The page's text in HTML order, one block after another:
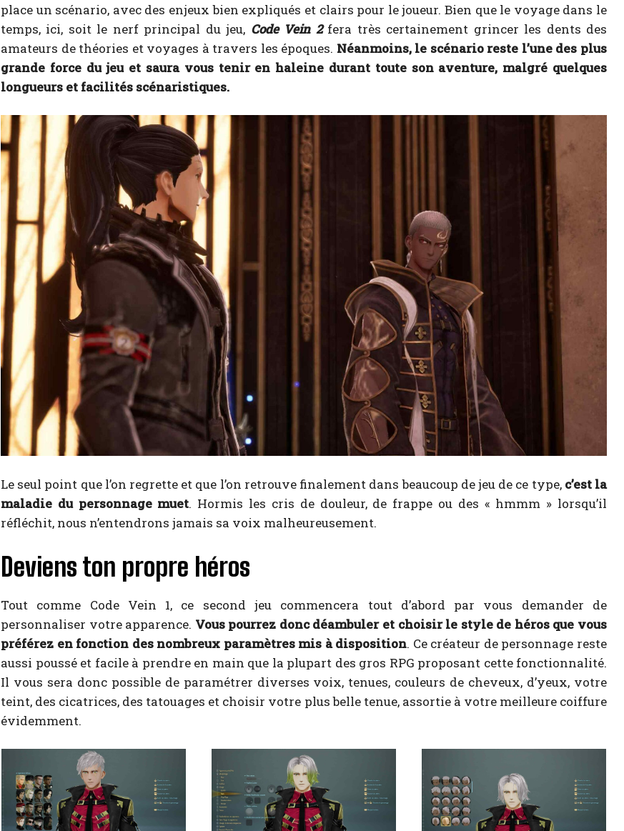
place un scénario, avec des enjeux bien expliqués et clairs pour le joueur. Bien que le voyage dans le
temps, ici, soit le nerf principal du jeu, Code Vein 2 fera très certainement grincer les dents des
amateurs de théories et voyages à travers les époques. Néanmoins, le scénario reste l’une des plus
grande force du jeu et saura vous tenir en haleine durant toute son aventure, malgré quelques
longueurs et facilités scénaristiques.
Le seul point que l’on regrette et que l’on retrouve finalement dans beaucoup de jeu de ce type, c’est la
maladie du personnage muet. Hormis les cris de douleur, de frappe ou des « hmmm » lorsqu’il
réfléchit, nous n’entendrons jamais sa voix malheureusement.
Deviens ton propre héros
Tout comme Code Vein 1, ce second jeu commencera tout d’abord par vous demander de
personnaliser votre apparence. Vous pourrez donc déambuler et choisir le style de héros que vous
préférez en fonction des nombreux paramètres mis à disposition. Ce créateur de personnage reste
aussi poussé et facile à prendre en main que la plupart des gros RPG proposant cette fonctionnalité.
Il vous sera donc possible de paramétrer diverses voix, tenues, couleurs de cheveux, d’yeux, votre
teint, des cicatrices, des tatouages et choisir votre plus belle tenue, assortie à votre meilleure coiffure
évidemment.